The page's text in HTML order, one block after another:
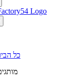
כל